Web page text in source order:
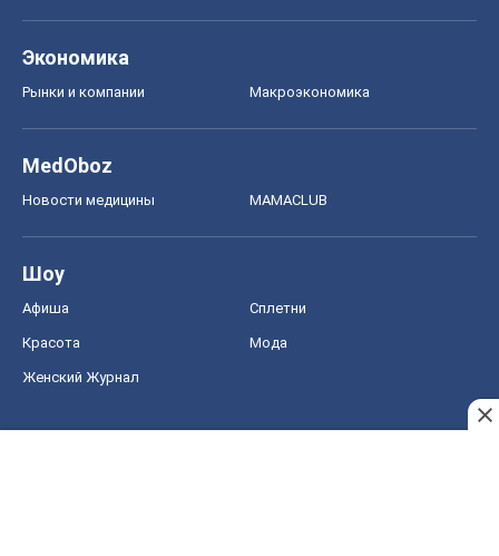
Экономика
Рынки и компании Mакроэкономика
MedOboz
Новости медицины MAMACLUB
Шоу
Афиша Сплетни
Красота Мода
Женский Журнал